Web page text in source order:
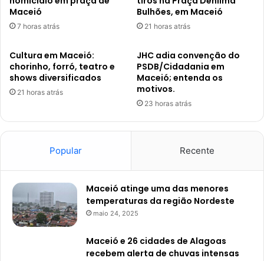
Maceió
7 horas atrás
Bulhões, em Maceió
21 horas atrás
Cultura em Maceió:
chorinho, forró, teatro e
shows diversificados
21 horas atrás
JHC adia convenção do
PSDB/Cidadania em
Maceió; entenda os
motivos.
23 horas atrás
Popular Recente
Maceió atinge uma das menores
temperaturas da região Nordeste
maio 24, 2025
Maceió e 26 cidades de Alagoas
recebem alerta de chuvas intensas